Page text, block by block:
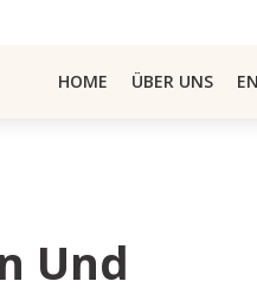
HOME ÜBER UNS
Und